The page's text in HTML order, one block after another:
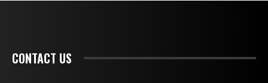
CONTACT US